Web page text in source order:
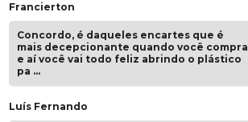
Francierton
Concordo, é daqueles encartes que é
mais decepcionante quando você compra
e aí você vai todo feliz abrindo o plástico
pa …
Luís Fernando